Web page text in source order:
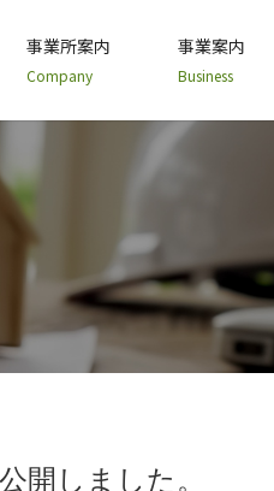
事業所案内
Company
事業案内
Business
開しました。